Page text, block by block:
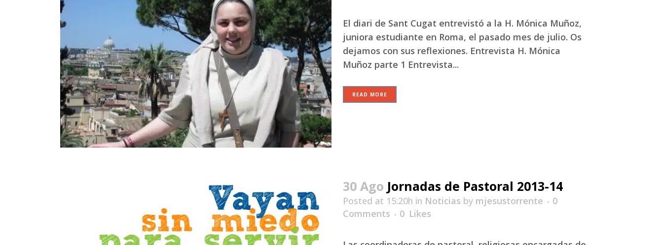
El diari de Sant Cugat entrevistó a la H. Mónica Muñoz,
juniora estudiante en Roma, el pasado mes de julio. Os
dejamos con sus reflexiones. Entrevista H. Mónica
Muñoz parte 1 Entrevista...
READ MORE
30 Ago Jornadas de Pastoral 2013-14
Posted at 15:20h in Noticias by mjesustorrente
0
Comments
0 Likes